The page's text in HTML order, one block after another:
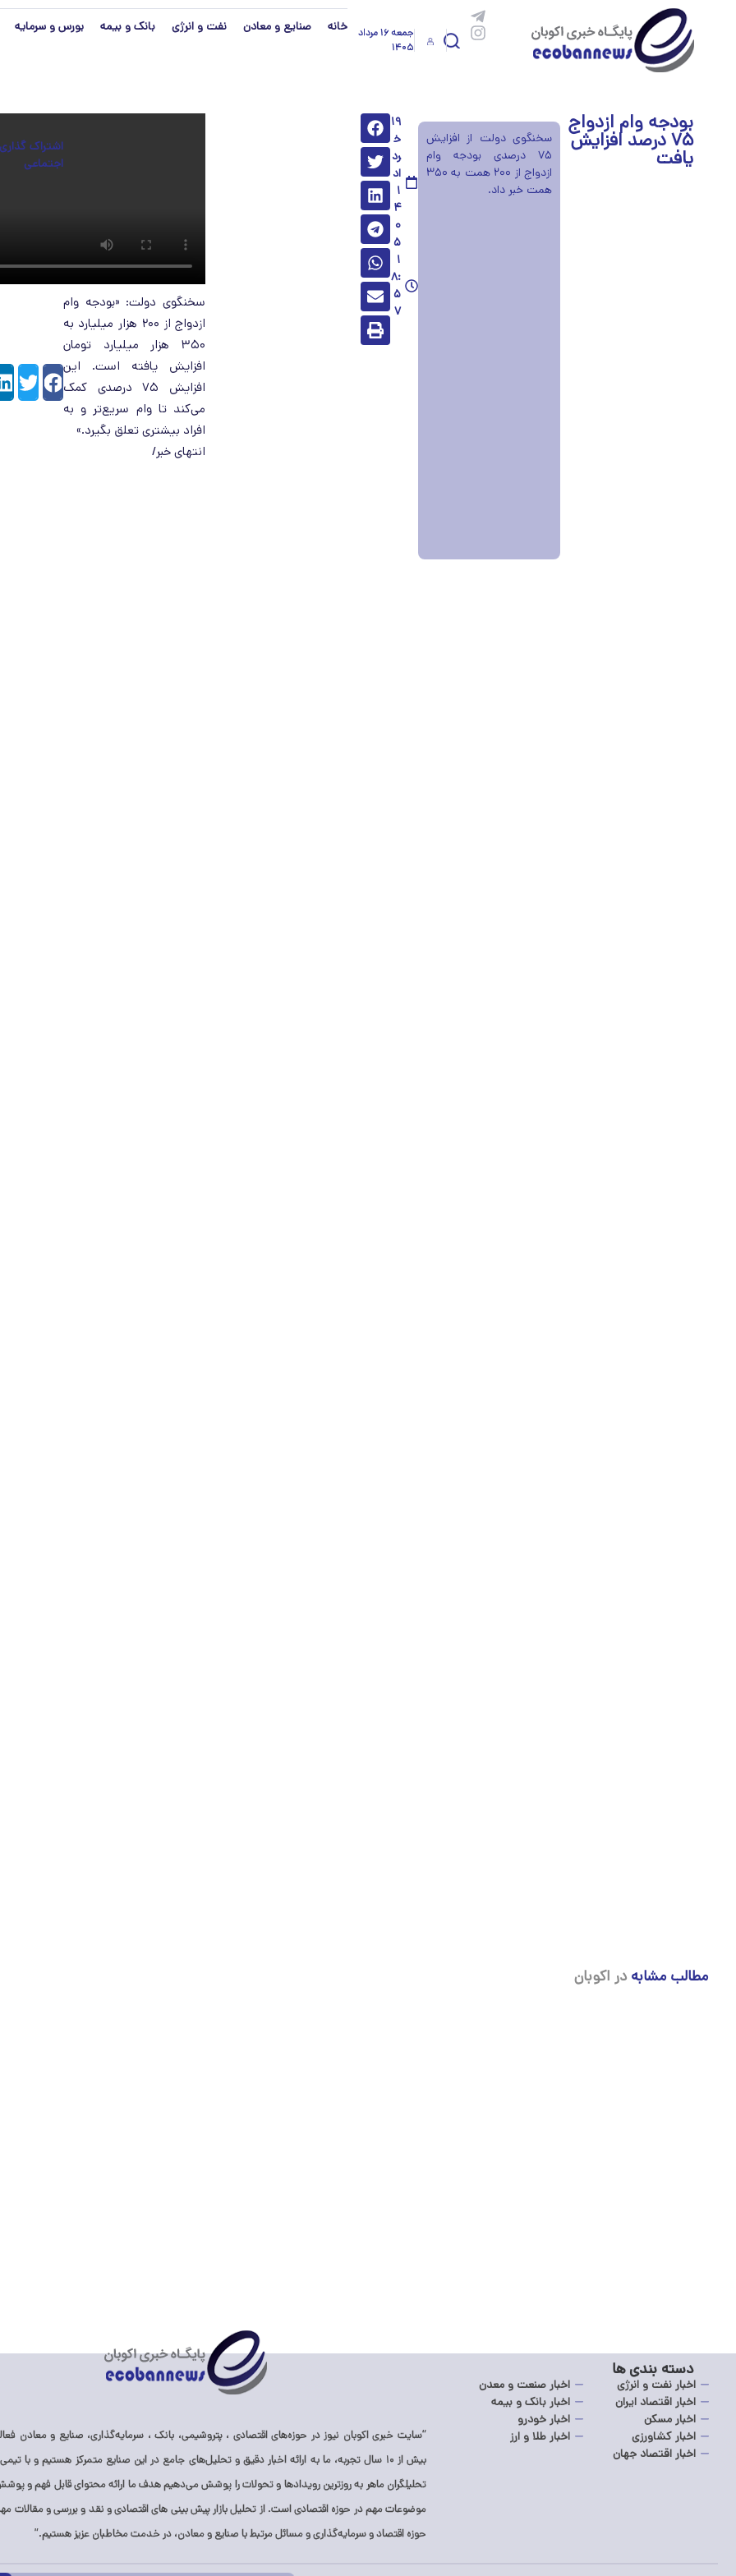
جمعه ۱۶ مرداد
۱۴۰۵
خانه صنایع و معادن نفت و انرژی بانک و بیمه بورس و سرمایه
بودجه وام ازدواج
۷۵ درصد افزایش
یافت
سخنگوی دولت از افزایش
۷۵ درصدی بودجه وام
ازدواج از ۲۰۰ همت به ۳۵۰
همت خبر داد.
۱۹
خ
رد
اد
۱
۴
۰
۵
۱
۸:
۵
۷
سخنگوی دولت: «بودجه وام
ازدواج از ۲۰۰ هزار میلیارد به
۳۵۰ هزار میلیارد تومان
افزایش یافته است. این
افزایش ۷۵ درصدی کمک
می‌کند تا وام سریع‌تر و به
افراد بیشتری تعلق بگیرد.»
انتهای خبر/
مطالب مشابه در اکوبان
دسته بندی ها
اخبار نفت و انرژی
اخبار صنعت و معدن
اخبار اقتصاد ایران
اخبار بانک و بیمه
اخبار مسکن
اخبار خودرو
اخبار کشاورزی
اخبار طلا و ارز
اخبار اقتصاد جهان
“سایت خبری اکوبان نیوز در حوزه‌های اقتصادی ، پتروشیمی، بانک ، سرمایه‌گذاری، صنایع و معادن
بیش از ۱۰ سال تجربه، ما به ارائه اخبار دقیق و تحلیل‌های جامع در این صنایع متمرکز هستیم و با
تحلیلگران ماهر به روزترین رویدادها و تحولات را پوشش می‌دهیم هدف ما ارائه محتوای قابل فهم و
موضوعات مهم در حوزه اقتصادی است. از تحلیل بازار پیش بینی های اقتصادی و نقد و بررسی و مقالات
حوزه اقتصاد و سرمایه‌گذاری و مسائل مرتبط با صنایع و معادن، در خدمت مخاطبان عزیز هستیم.”